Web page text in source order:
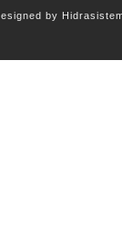
by